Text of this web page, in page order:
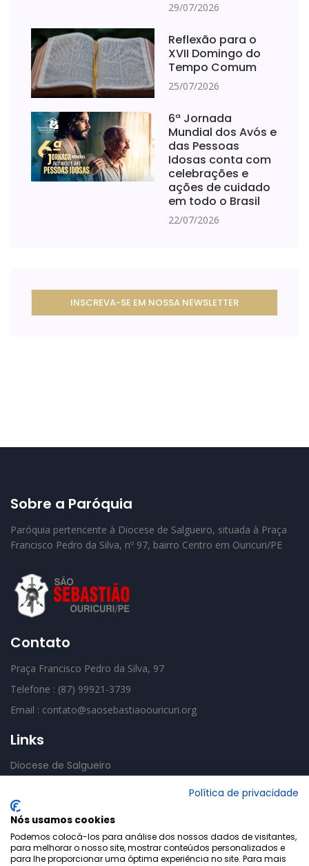
29/07/2026
Reflexão para o
XVII Domingo do
Tempo Comum
25/07/2026
6ª Jornada
Mundial dos Avós e
das Pessoas
Idosas conta com
celebrações e
ações de cuidado
em todo o Brasil
22/07/2026
INSCREVA-SE EM NOSSA NEWSLETTER
Sobre a Paróquia
Paróquia pertencente à Diocese de Salgueiro, situada à Praça
Francisco Pedro da Silva, nº 97, bairro Centro em Ouricuri/PE
Contato
Praça Francisco Pedro da Silva, 97
Telefone : (87) 99921-3739
Email : contato@saosebastiaoouricuri.org
Links
Diocese de Salgueiro
Basília Mãe das Dores
Política de privacidade
Nós usamos cookies
Podemos colocá-los para análise dos nossos dados de visitantes,
para melhorar o nosso site, mostrar conteúdos personalizados e
para lhe proporcionar uma óptima experiência no site. Para mais